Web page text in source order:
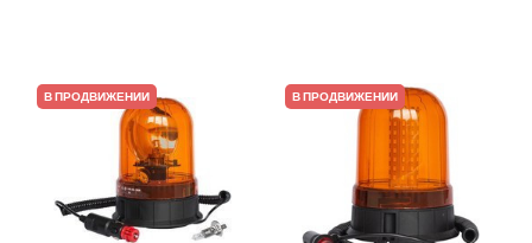
В ПРОДВИЖЕНИИ В ПРОДВИЖЕНИИ